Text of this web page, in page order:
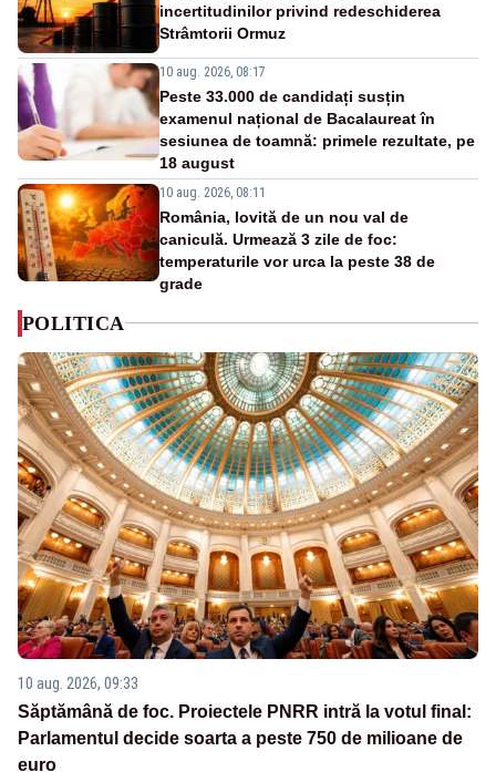
incertitudinilor privind redeschiderea
Strâmtorii Ormuz
10 aug. 2026, 08:17
Peste 33.000 de candidați susțin
examenul național de Bacalaureat în
sesiunea de toamnă: primele rezultate, pe
18 august
10 aug. 2026, 08:11
România, lovită de un nou val de
caniculă. Urmează 3 zile de foc:
temperaturile vor urca la peste 38 de
grade
POLITICA
10 aug. 2026, 09:33
Săptămână de foc. Proiectele PNRR intră la votul final:
Parlamentul decide soarta a peste 750 de milioane de
euro